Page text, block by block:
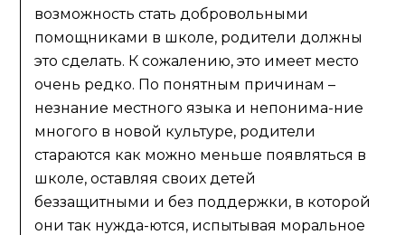
возможность стать добровольными
помощниками в школе, родители должны
это сделать. К сожалению, это имеет место
очень редко. По понятным причинам –
незнание местного языка и непонима-ние
многого в новой культуре, родители
стараются как можно меньше появляться в
школе, оставляя своих детей
беззащитными и без поддержки, в которой
они так нужда-ются, испытывая моральное